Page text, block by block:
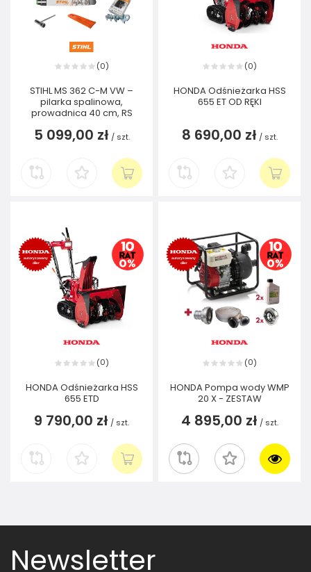
(0)
STIHL MS 362 C-M VW –
pilarka spalinowa,
prowadnica 40 cm, RS
5 099,00 zł / szt.
(0)
HONDA Odśnieżarka HSS
655 ET OD RĘKI
8 690,00 zł / szt.
(0)
HONDA Odśnieżarka HSS
655 ETD
9 790,00 zł / szt.
(0)
HONDA Pompa wody WMP
20 X - ZESTAW
4 895,00 zł / szt.
Newsletter